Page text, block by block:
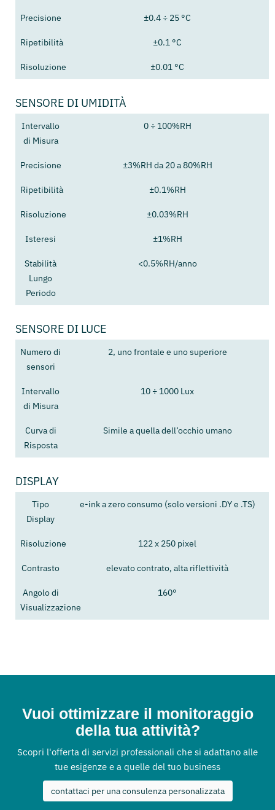
Precisione ±0.4 ÷ 25 °C
Ripetibilità ±0.1 °C
Risoluzione ±0.01 °C
SENSORE DI UMIDITÀ
Intervallo
di Misura
0 ÷ 100%RH
Precisione ±3%RH da 20 a 80%RH
Ripetibilità ±0.1%RH
Risoluzione ±0.03%RH
Isteresi ±1%RH
Stabilità
Lungo
Periodo
<0.5%RH/anno
SENSORE DI LUCE
Numero di
sensori
2, uno frontale e uno superiore
Intervallo
di Misura
10 ÷ 1000 Lux
Curva di
Risposta
Simile a quella dell’occhio umano
DISPLAY
Tipo
Display
e-ink a zero consumo (solo versioni .DY e .TS)
Risoluzione 122 x 250 pixel
Contrasto elevato contrato, alta riflettività
Angolo di
Visualizzazione
160°
Vuoi ottimizzare il monitoraggio
della tua attività?
Scopri l'offerta di servizi professionali che si adattano alle
tue esigenze e a quelle del tuo business
contattaci per una consulenza personalizzata